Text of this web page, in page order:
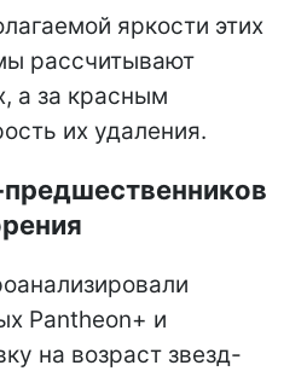
яркости этих
рассчитывают
а за красным
их удаления.
Pantheon+ и
на возраст звезд-